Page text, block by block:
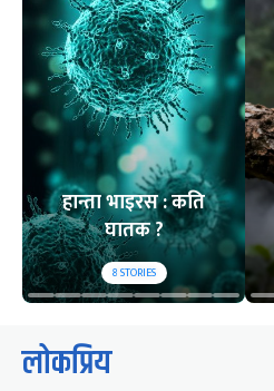
हान्ता भाइरस : कति
घातक ?
8STORIES
लोकप्रिय